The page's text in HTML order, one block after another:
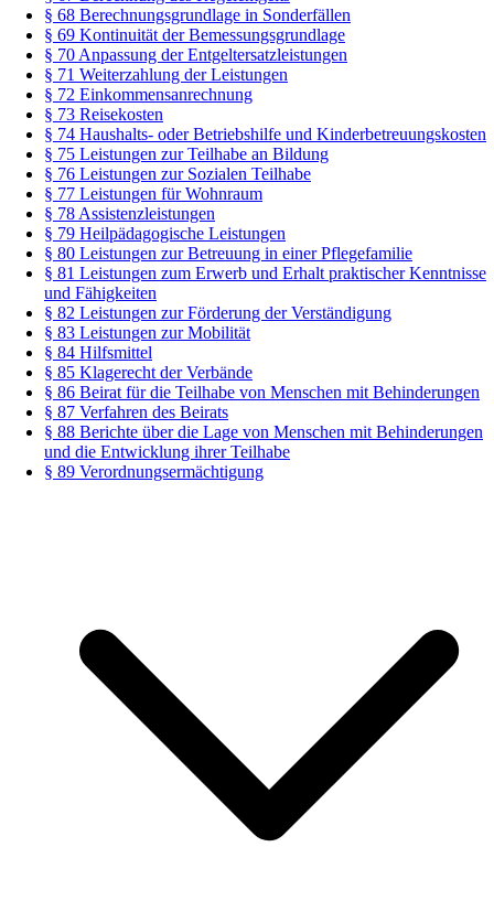
§ 68 Berechnungsgrundlage in Sonderfällen
§ 69 Kontinuität der Bemessungsgrundlage
§ 70 Anpassung der Entgeltersatzleistungen
§ 71 Weiterzahlung der Leistungen
§ 72 Einkommensanrechnung
§ 73 Reisekosten
§ 74 Haushalts- oder Betriebshilfe und Kinderbetreuungskosten
§ 75 Leistungen zur Teilhabe an Bildung
§ 76 Leistungen zur Sozialen Teilhabe
§ 77 Leistungen für Wohnraum
§ 78 Assistenzleistungen
§ 79 Heilpädagogische Leistungen
§ 80 Leistungen zur Betreuung in einer Pflegefamilie
§ 81 Leistungen zum Erwerb und Erhalt praktischer Kenntnisse
und Fähigkeiten
§ 82 Leistungen zur Förderung der Verständigung
§ 83 Leistungen zur Mobilität
§ 84 Hilfsmittel
§ 85 Klagerecht der Verbände
§ 86 Beirat für die Teilhabe von Menschen mit Behinderungen
§ 87 Verfahren des Beirats
§ 88 Berichte über die Lage von Menschen mit Behinderungen
und die Entwicklung ihrer Teilhabe
§ 89 Verordnungsermächtigung